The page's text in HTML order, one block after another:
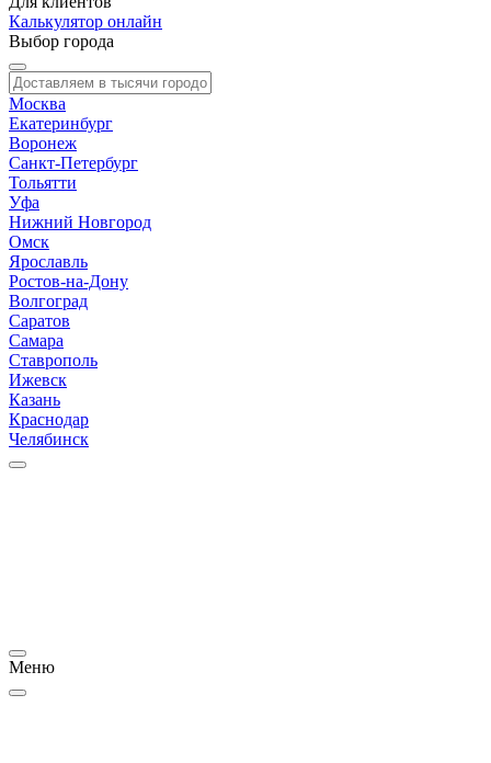
Калькулятор онлайн
Выбор города
Москва
Екатеринбург
Воронеж
Санкт-Петербург
Тольятти
Уфа
Нижний Новгород
Омск
Ярославль
Ростов-на-Дону
Волгоград
Саратов
Самара
Ставрополь
Ижевск
Казань
Краснодар
Челябинск
Меню